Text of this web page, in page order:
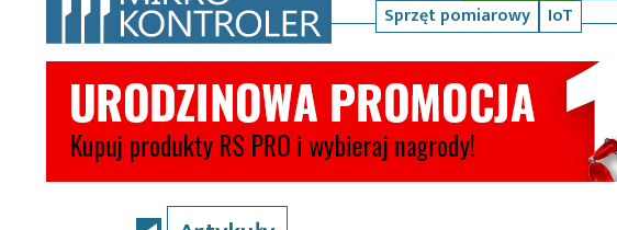
Sprzęt pomiarowy
IoT